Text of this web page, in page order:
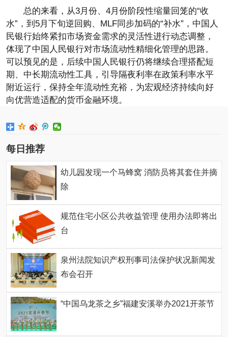
总的来看，从3月份、4月份阶段性缩量回笼的“收
水”，到5月下旬逆回购、MLF同步加码的“补水”，中国人
民银行始终紧扣市场资金需求的灵活性进行动态调整，
体现了中国人民银行对市场流动性精细化管理的思路。
可以预见的是，后续中国人民银行仍将继续合理搭配短
期、中长期流动性工具，引导隔夜利率在政策利率水平
附近运行，保持全年流动性充裕，为宏观经济持续向好
向优营造适配的货币金融环境。
每日推荐
幼儿园发现一个马蜂窝 消防员将其套住并摘
除
规范住宅小区公共收益管理 使用办法即将出
台
泉州法院知识产权刑事司法保护状况新闻发
布会召开
“中国乌龙茶之乡”福建安溪举办2021开茶节